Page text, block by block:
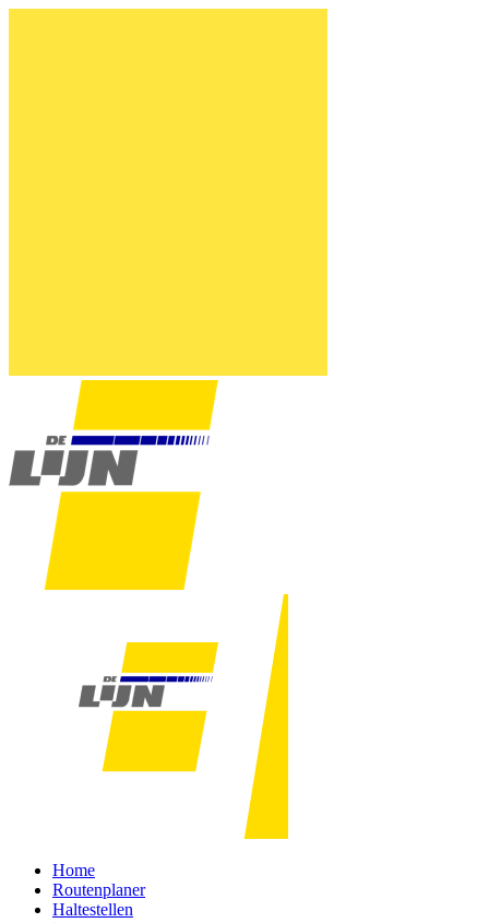
Home
Routenplaner
Haltestellen